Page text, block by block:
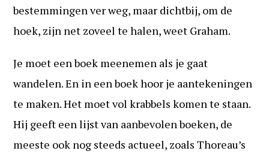
bestemmingen ver weg, maar dichtbij, om de
hoek, zijn net zoveel te halen, weet Graham.
Je moet een boek meenemen als je gaat
wandelen. En in een boek hoor je aantekeningen
te maken. Het moet vol krabbels komen te staan.
Hij geeft een lijst van aanbevolen boeken, de
meeste ook nog steeds actueel, zoals Thoreau’s